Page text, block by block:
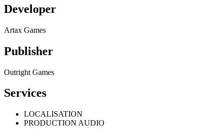
Developer
Artax Games
Publisher
Outright Games
Services
LOCALISATION
PRODUCTION AUDIO